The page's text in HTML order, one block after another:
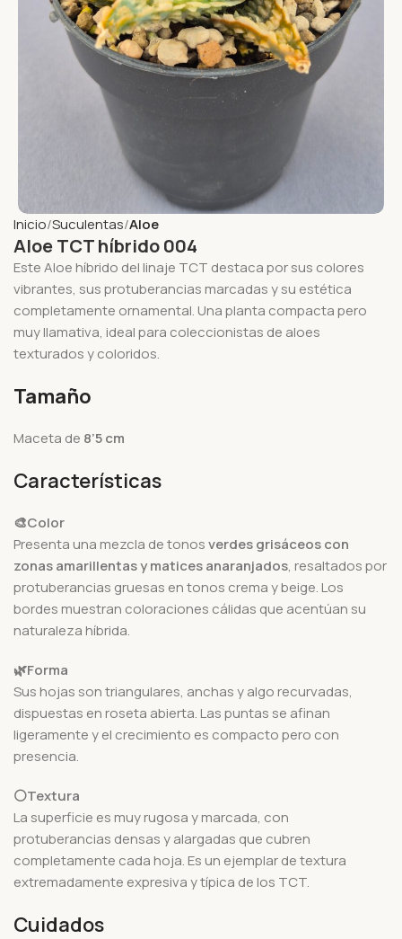
Inicio Suculentas Aloe
Aloe TCT híbrido 004
Este Aloe híbrido del linaje TCT destaca por sus colores
vibrantes, sus protuberancias marcadas y su estética
completamente ornamental. Una planta compacta pero
muy llamativa, ideal para coleccionistas de aloes
texturados y coloridos.
Tamaño
Maceta de 8’5 cm
Características
🎨Color
Presenta una mezcla de tonosverdes grisáceos con
zonas amarillentas y matices anaranjados, resaltados por
protuberancias gruesas en tonos crema y beige. Los
bordes muestran coloraciones cálidas que acentúan su
naturaleza híbrida.
🌿Forma
Sus hojas son triangulares, anchas y algo recurvadas,
dispuestas en roseta abierta. Las puntas se afinan
ligeramente y el crecimiento es compacto pero con
presencia.
⚪Textura
La superficie es muy rugosa y marcada, con
protuberancias densas y alargadas que cubren
completamente cada hoja. Es un ejemplar de textura
extremadamente expresiva y típica de los TCT.
Cuidados